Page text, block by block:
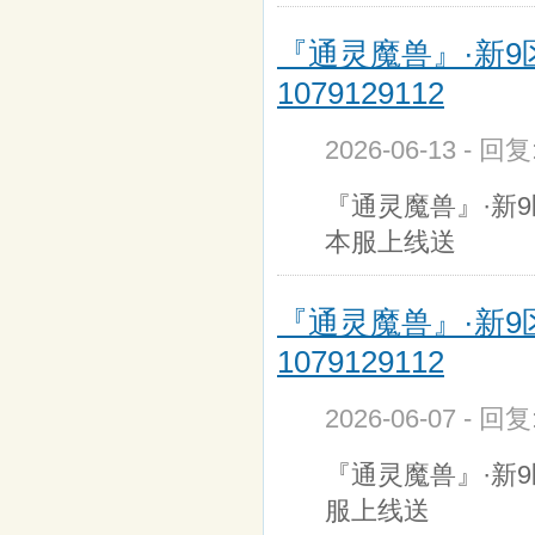
『通灵魔兽』·新
1079129112
2026-06-13 - 回
『通灵魔兽』·
本服上线送
『通灵魔兽』·新
1079129112
2026-06-07 - 回
『通灵魔兽』·
服上线送